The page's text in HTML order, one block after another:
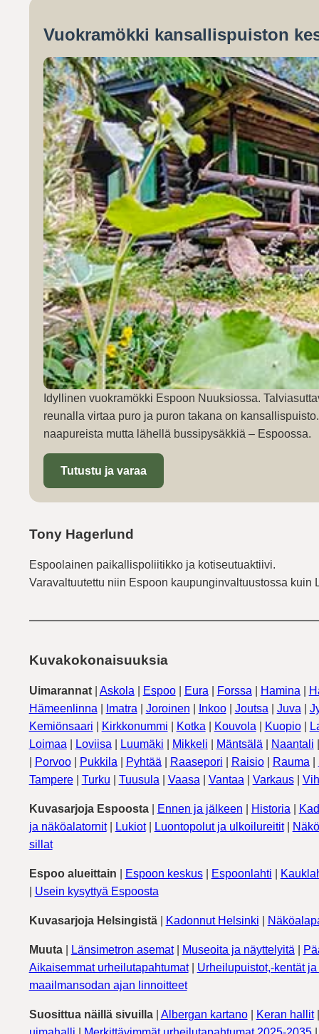
Vuokramökki kansallispuiston
Idyllinen vuokramökki Espoon Nuuksiossa.
reunalla virtaa puro ja puron takana on
naapureista mutta lähellä bussipysäkkiä – Espoossa.
Tutustu ja varaa
Tony Hagerlund
Espoolainen paikallispoliitikko ja kotiseutuaktiivi.
Varavaltuutettu niin Espoon kaupunginvaltuustossa
Kuvakokonaisuuksia
Uimarannat| Askola Espoo| Eura Forssa Hamina
Hämeenlinna
Imatra Joroinen Inkoo| Joutsa Juva
Kemiönsaari
Kirkkonummi Kotka Kouvola Kuopio|
Loimaa
Loviisa Luumäki Mikkeli Mäntsälä Naantali
Porvoo| Pukkila Pyhtää Raasepori Raisio| Rauma
Tampere| Turku Tuusula Vaasa Vantaa Varkaus|
Kuvasarjoja Espoosta| Ennen ja jälkeen Historia
ja näköalatornit| Lukiot| Luontopolut ja ulkoilureitit|
sillat
Espoo alueittain Espoon keskus| Espoonlahti
Usein kysyttyä Espoosta
Kuvasarjoja Helsingistä| Kadonnut Helsinki
Muuta| Länsimetron asemat| Museoita ja näyttelyitä
Aikaisemmat urheilutapahtumat| Urheilupuistot,-kentät
maailmansodan ajan linnoitteet
Suosittua näillä sivuilla| Albergan kartano| Keran hallit